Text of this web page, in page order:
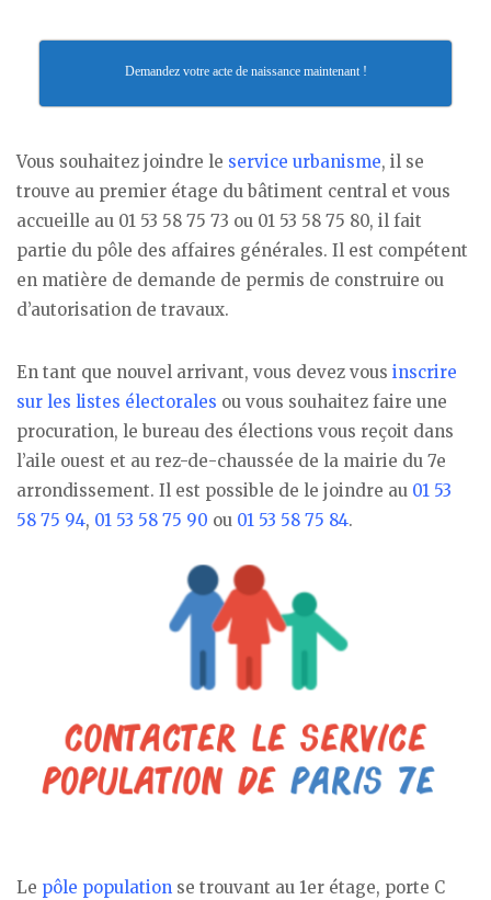
Demandez votre acte de naissance maintenant !
Vous souhaitez joindre le service urbanisme, il se
trouve au premier étage du bâtiment central et vous
accueille au 01 53 58 75 73 ou 01 53 58 75 80, il fait
partie du pôle des affaires générales. Il est compétent
en matière de demande de permis de construire ou
d’autorisation de travaux.
En tant que nouvel arrivant, vous devez vous inscrire
sur les listes électorales ou vous souhaitez faire une
procuration, le bureau des élections vous reçoit dans
l’aile ouest et au rez-de-chaussée de la mairie du 7e
arrondissement. Il est possible de le joindre au 01 53
58 75 94, 01 53 58 75 90 ou 01 53 58 75 84.
Le pôle population se trouvant au 1er étage, porte C